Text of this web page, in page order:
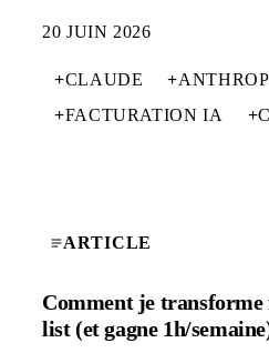
20 JUIN 2026
+CLAUDE +
+FACTURATION IA +
ARTICLE
Comment je transforme
list (et gagne 1h/